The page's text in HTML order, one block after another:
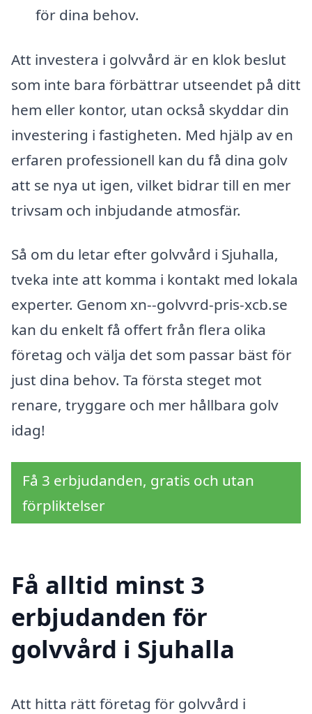
för dina behov.
Att investera i golvvård är en klok beslut
som inte bara förbättrar utseendet på ditt
hem eller kontor, utan också skyddar din
investering i fastigheten. Med hjälp av en
erfaren professionell kan du få dina golv
att se nya ut igen, vilket bidrar till en mer
trivsam och inbjudande atmosfär.
Så om du letar efter golvvård i Sjuhalla,
tveka inte att komma i kontakt med lokala
experter. Genom xn--golvvrd-pris-xcb.se
kan du enkelt få offert från flera olika
företag och välja det som passar bäst för
just dina behov. Ta första steget mot
renare, tryggare och mer hållbara golv
idag!
Få 3 erbjudanden, gratis och utan
förpliktelser
Få alltid minst 3
erbjudanden för
golvvård i Sjuhalla
Att hitta rätt företag för golvvård i